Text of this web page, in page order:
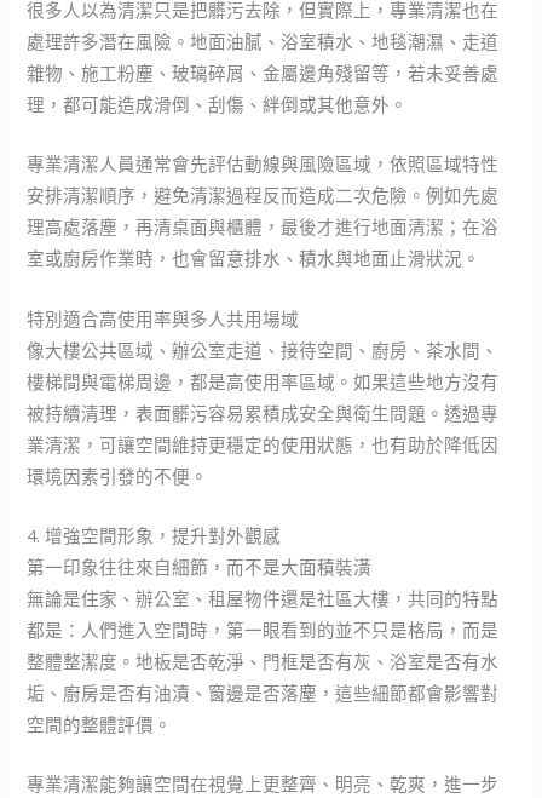
很多人以為清潔只是把髒污去除，但實際上，專業清潔也在
處理許多潛在風險。地面油膩、浴室積水、地毯潮濕、走道
雜物、施工粉塵、玻璃碎屑、金屬邊角殘留等，若未妥善處
理，都可能造成滑倒、刮傷、絆倒或其他意外。
專業清潔人員通常會先評估動線與風險區域，依照區域特性
安排清潔順序，避免清潔過程反而造成二次危險。例如先處
理高處落塵，再清桌面與櫃體，最後才進行地面清潔；在浴
室或廚房作業時，也會留意排水、積水與地面止滑狀況。
特別適合高使用率與多人共用場域
像大樓公共區域、辦公室走道、接待空間、廚房、茶水間、
樓梯間與電梯周邊，都是高使用率區域。如果這些地方沒有
被持續清理，表面髒污容易累積成安全與衛生問題。透過專
業清潔，可讓空間維持更穩定的使用狀態，也有助於降低因
環境因素引發的不便。
4. 增強空間形象，提升對外觀感
第一印象往往來自細節，而不是大面積裝潢
無論是住家、辦公室、租屋物件還是社區大樓，共同的特點
都是：人們進入空間時，第一眼看到的並不只是格局，而是
整體整潔度。地板是否乾淨、門框是否有灰、浴室是否有水
垢、廚房是否有油漬、窗邊是否落塵，這些細節都會影響對
空間的整體評價。
專業清潔能夠讓空間在視覺上更整齊、明亮、乾爽，進一步